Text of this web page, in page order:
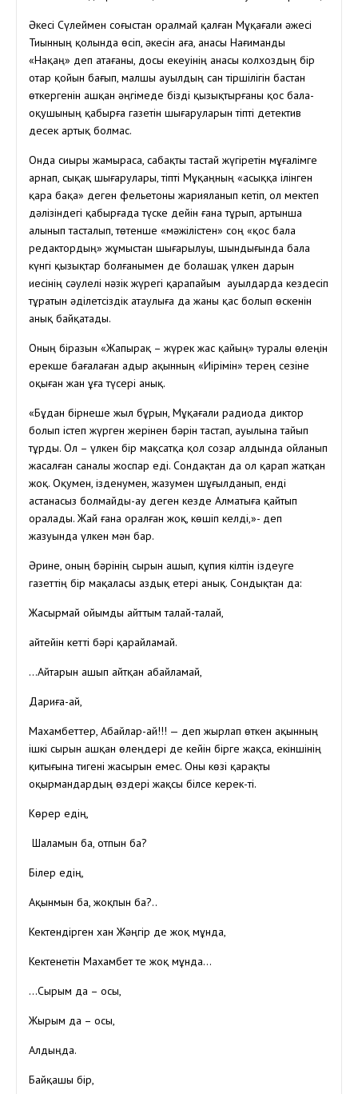
Әкесі Сүлеймен соғыстан оралмай қалған Мұқағали әжесі
Тиынның қолында өсіп, әкесін аға, анасы Нағиманды
«Нақаң» деп атағаны, досы екеуінің анасы колхоздың бір
отар қойын бағып, малшы ауылдың сан тіршілігін бастан
өткергенін ашқан әңгімеде бізді қызықтырғаны қос бала-
оқушының қабырға газетін шығаруларын тіпті детектив
десек артық болмас.
Онда сиыры жамыраса, сабақты тастай жүгіретін мұғалімге
арнап, сықақ шығарулары, тіпті Мұқаңның «Қасыққа ілінген
қара бақа» деген фельетоны жарияланып кетіп, ол мектеп
дәлізіндегі қабырғада түске дейін ғана тұрып, артынша
алынып тасталып, төтенше «мәжілістен» соң «қос бала
редактордың» жұмыстан шығарылуы, шындығында бала
күнгі қызықтар болғанымен де болашақ үлкен дарын
иесінің сәулелі нәзік жүрегі қарапайым ауылдарда кездесіп
тұратын әділетсіздік атаулыға да жаны қас болып өскенін
анық байқатады.
Оның біразын «Жапырақ – жүрек жас қайың» туралы өлеңін
ерекше бағалаған Қадыр ақынның «Иірімін» терең сезіне
оқыған жан ұға түсері анық.
«Бұдан бірнеше жыл бұрын, Мұқағали радиода диктор
болып істеп жүрген жерінен бәрін тастап, ауылына тайып
тұрды. Ол – үлкен бір мақсатқа қол созар алдында ойланып
жасалған саналы жоспар еді. Сондақтан да ол қарап жатқан
жоқ. Оқумен, ізденумен, жазумен шұғылданып, енді
астанасыз болмайды-ау деген кезде Алматыға қайтып
оралады. Жай ғана оралған жоқ, көшіп келді,»- деп
жазуында үлкен мән бар.
Әрине, оның бәрінің сырын ашып, құпия кілтін іздеуге
газеттің бір мақаласы аздық етері анық. Сондықтан да:
Жасырмай ойымды айттым талай-талай,
Қайтейін кетті бәрі қарайламай.
…Айтарын ашып айтқан абайламай,
Дариға-ай,
Махамбеттер, Абайлар-ай!!! — деп жырлап өткен ақынның
ішкі сырын ашқан өлеңдері де кейін бірге жақса, екіншінің
қитығына тигені жасырын емес. Оны көзі қарақты
оқырмандардың өздері жақсы білсе керек-ті.
Көрер едің,
Шаламын ба, отпын ба?
Білер едің,
Ақынмын ба, жоқпын ба?..
Кектендірген хан Жәңгір де жоқ мұнда,
Кектенетін Махамбет те жоқ мұнда…
…Сырым да – осы,
Жырым да – осы,
Алдыңда.
Байқашы бір,